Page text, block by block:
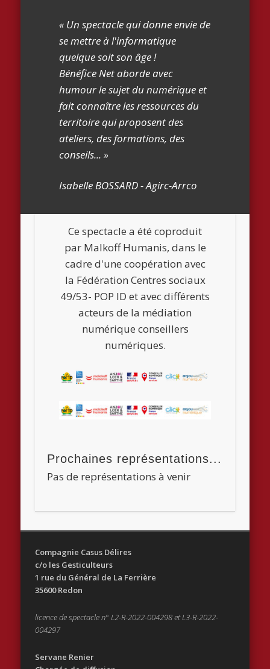
« Un spectacle qui donne envie de
se mettre à l'informatique
quelque soit son âge !
Bénéfice Net aborde avec
humour le sujet du numérique et
fait connaître les ressources du
territoire qui proposent des
ateliers, des formations, des
conseils... »
Isabelle BOSSARD - Agirc-Arrco
Ce spectacle a été coproduit
par Malkoff Humanis, dans le
cadre d'une coopération avec
la Fédération Centres sociaux
49/53- POP ID et avec différents
acteurs de la médiation
numérique conseillers
numériques.
Prochaines représentations...
Pas de représentations à venir
Compagnie Casus Délires
c/o les Gesticulteurs
1 rue du Général de La Ferrière
35600 Redon
licence de spectacle n° L2-R-2022-004298 et L3-R-2022-
004297
Servane Renier